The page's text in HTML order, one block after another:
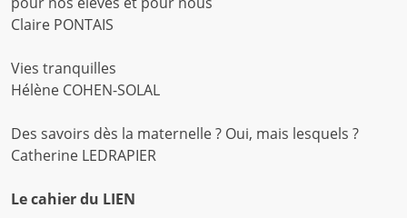
Claire PONTAIS
Vies tranquilles
Hélène COHEN-SOLAL
Des savoirs dès la maternelle ? Oui, mais lesquels ?
Catherine LEDRAPIER
Le cahier du LIEN